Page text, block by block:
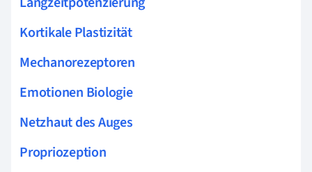
Kortikale Plastizität
Mechanorezeptoren
Emotionen Biologie
Netzhaut des Auges
Propriozeption